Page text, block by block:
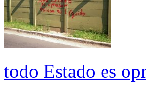
todo Estado es